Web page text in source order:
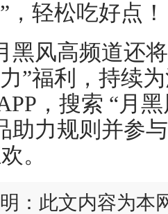
轻松吃好点！
黑风高频道还
”福利，持续
，搜索 “月
助力规则并参
。
：此文内容为本